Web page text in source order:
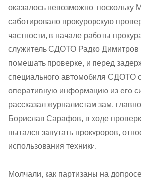
оказалось невозможно, поскольку
саботировало прокурорскую
частности, в начале работы
служитель СДОТО Радко Димитров
помешать проверке, и перед
специального автомобиля СДОТО
оперативную информацию из его
рассказал журналистам зам.
Борислав Сарафов, в ходе
пытался запутать прокуроров,
использования техники.
Молчали, как партизаны на